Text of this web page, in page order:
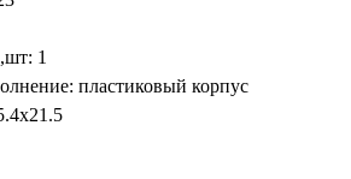
1
пластиковый корпус